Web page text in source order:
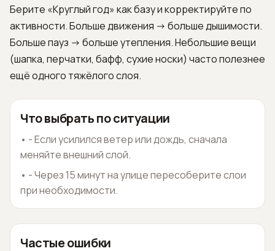
Берите «Круглый год» как базу и корректируйте по
активности. Больше движения -> больше дышимости.
Больше пауз -> больше утепления. Небольшие вещи
(шапка, перчатки, бафф, сухие носки) часто полезнее
ещё одного тяжёлого слоя.
Что выбрать по ситуации
• - Если усилился ветер или дождь, сначала
меняйте внешний слой.
• - Через 15 минут на улице пересоберите слои
при необходимости.
Частые ошибки